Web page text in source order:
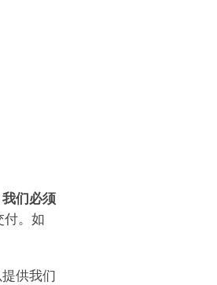
们必须
付。如
供我们